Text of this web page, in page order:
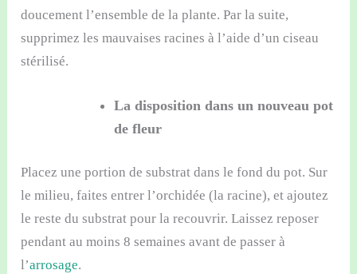
doucement l’ensemble de la plante. Par la suite,
supprimez les mauvaises racines à l’aide d’un ciseau
stérilisé.
La disposition dans un nouveau pot
de fleur
Placez une portion de substrat dans le fond du pot. Sur
le milieu, faites entrer l’orchidée (la racine), et ajoutez
le reste du substrat pour la recouvrir. Laissez reposer
pendant au moins 8 semaines avant de passer à
l’arrosage.